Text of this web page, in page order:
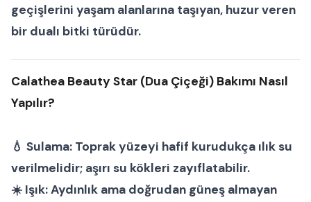
geçişlerini yaşam alanlarına taşıyan, huzur veren
bir dualı bitki türüdür.
Calathea Beauty Star (Dua Çiçeği) Bakımı Nasıl
Yapılır?
💧 Sulama: Toprak yüzeyi hafif kurudukça ılık su
verilmelidir; aşırı su kökleri zayıflatabilir.
☀️ Işık:Aydınlık ama doğrudan güneş almayan